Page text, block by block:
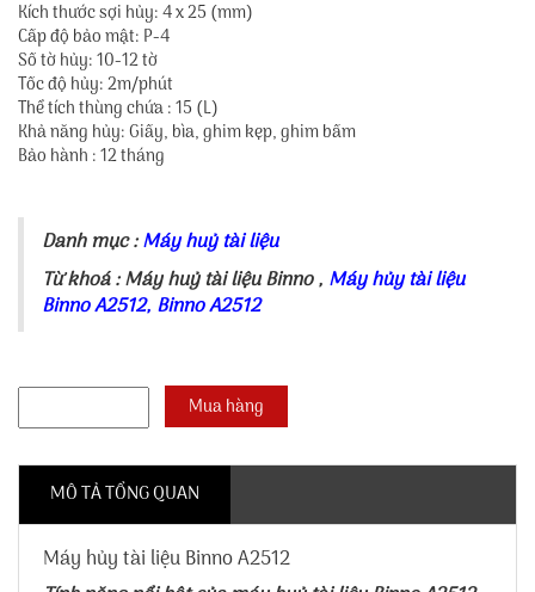
Kích thước sợi hủy: 4 x 25 (mm)
Cấp độ bảo mật: P-4
Số tờ hủy: 10-12 tờ
Tốc độ hủy: 2m/phút
Thể tích thùng chứa : 15 (L)
Khả năng hủy: Giấy, bìa, ghim kẹp, ghim bấm
Bảo hành : 12 tháng
Danh mục :Máy huỷ tài liệu
Từ khoá :Máy huỷ tài liệu Binno, Máy hủy tài liệu
Binno A2512, Binno A2512
MÔ TẢ TỔNG QUAN
Máy hủy tài liệu Binno A2512